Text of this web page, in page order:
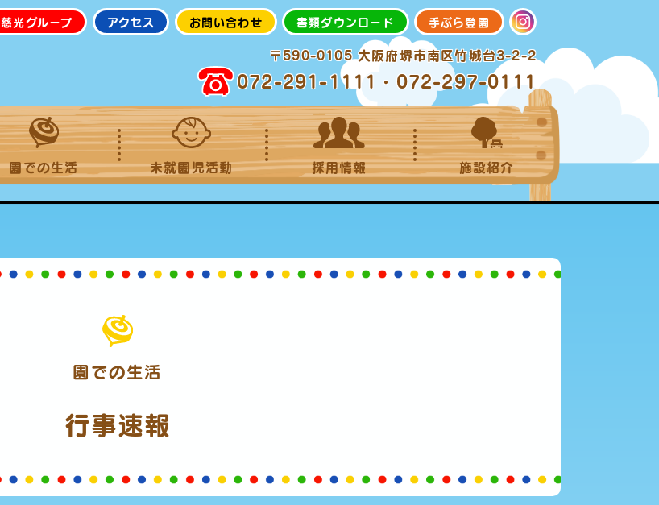
慈光グループ アクセス お問い合わせ 書類ダウンロード 手ぶら登園
〒590-0105 大阪府堺市南区竹城台3-2-2
072-291-1111・072-297-0111
園での生活 未就園児活動 採用情報 施設紹介
園での生活
行事速報